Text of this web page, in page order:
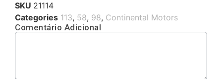
SKU 21114
Categories 113, 58, 98, Continental Motors
Comentário Adicional